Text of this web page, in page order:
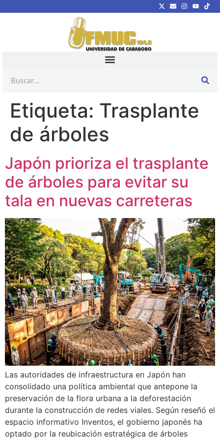
Etiqueta: Trasplante
de árboles
Japón prioriza el trasplante
de árboles para evitar su
tala en nuevas carreteras
Las autoridades de infraestructura en Japón han
consolidado una política ambiental que antepone la
preservación de la flora urbana a la deforestación
durante la construcción de redes viales. Según reseñó el
espacio informativo Inventos, el gobierno japonés ha
optado por la reubicación estratégica de árboles